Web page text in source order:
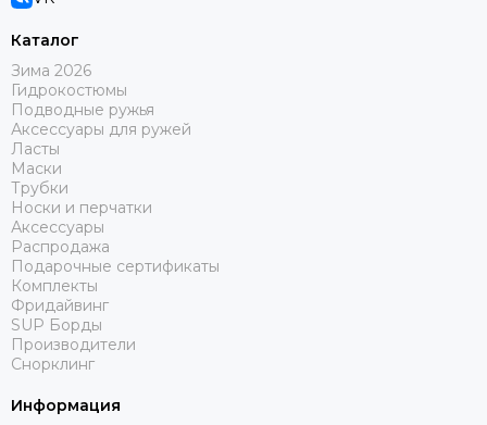
Каталог
Зима 2026
Гидрокостюмы
Подводные ружья
Аксессуары для ружей
Ласты
Маски
Трубки
Носки и перчатки
Аксессуары
Распродажа
Подарочные сертификаты
Комплекты
Фридайвинг
SUP Борды
Производители
Снорклинг
Информация